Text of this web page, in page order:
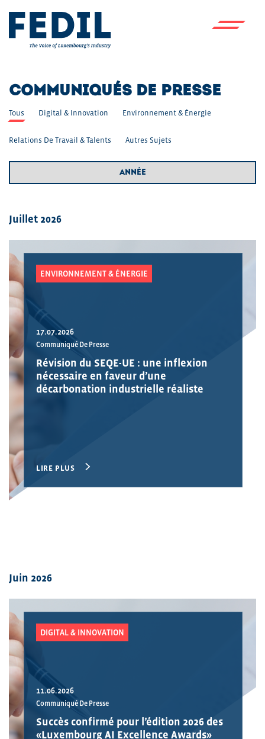
COMMUNIQUÉS DE PRESSE
Tous Digital & Innovation Environnement & Énergie
Relations De Travail & Talents Autres Sujets
Juillet 2026
ENVIRONNEMENT & ÉNERGIE
17.07.2026
Communiqué De Presse
Révision du SEQE-UE : une inflexion
nécessaire en faveur d’une
décarbonation industrielle réaliste
LIRE PLUS
Juin 2026
DIGITAL & INNOVATION
11.06.2026
Communiqué De Presse
Succès confirmé pour l’édition 2026 des
«Luxembourg AI Excellence Awards»